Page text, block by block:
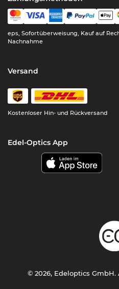
eps, Sofortüberweisung, Kauf auf
Nachnahme
Versand
Kostenloser Hin- und Rückversand
Edel-Optics App
© 2026, Edeloptics